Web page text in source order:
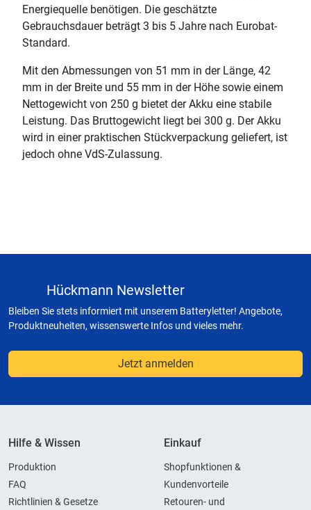
Energiequelle benötigen. Die geschätzte
Gebrauchsdauer beträgt 3 bis 5 Jahre nach Eurobat-
Standard.
Mit den Abmessungen von 51 mm in der Länge, 42
mm in der Breite und 55 mm in der Höhe sowie einem
Nettogewicht von 250 g bietet der Akku eine stabile
Leistung. Das Bruttogewicht liegt bei 300 g. Der Akku
wird in einer praktischen Stückverpackung geliefert, ist
jedoch ohne VdS-Zulassung.
Hückmann Newsletter
Bleiben Sie stets informiert mit unserem Batteryletter! Angebote,
Produktneuheiten, wissenswerte Infos und vieles mehr.
Jetzt anmelden
Hilfe & Wissen
Produktion
FAQ
Richtlinien & Gesetze
Einkauf
Shopfunktionen &
Kundenvorteile
Retouren- und